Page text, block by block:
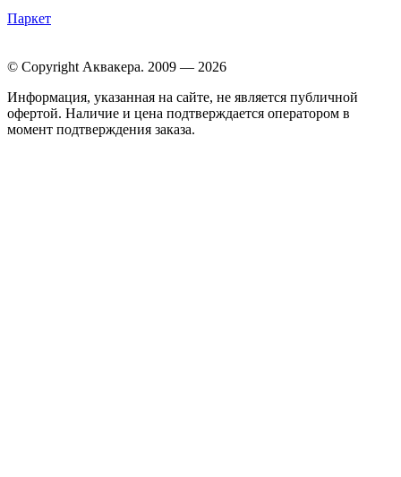
Паркет
© Copyright Аквакера. 2009 — 2026
Информация, указанная на сайте, не является публичной
офертой. Наличие и цена подтверждается оператором в
момент подтверждения заказа.